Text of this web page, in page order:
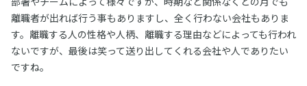
離職者が出れば行う事もありますし、全く行わない会社もありま
す。離職する人の性格や人柄、離職する理由などによっても行われ
ないですが、最後は笑って送り出してくれる会社や人でありたい
ですね。